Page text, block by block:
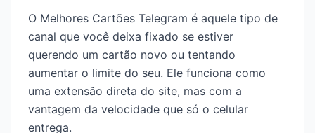
O Melhores Cartões Telegram é aquele tipo de
canal que você deixa fixado se estiver
querendo um cartão novo ou tentando
aumentar o limite do seu. Ele funciona como
uma extensão direta do site, mas com a
vantagem da velocidade que só o celular
entrega.